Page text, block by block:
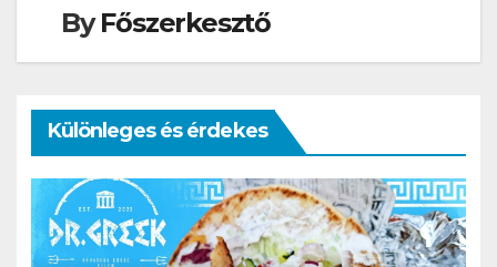
ByFőszerkesztő
Különleges és érdekes